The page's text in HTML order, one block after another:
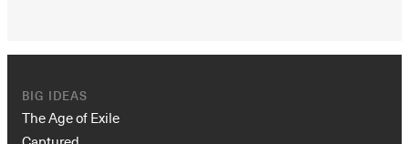
BIG IDEAS
The Age of Exile